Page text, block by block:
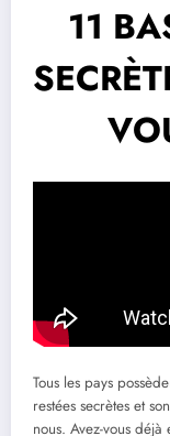
11
Tous les pays
restées secrètes et
nous. Avez-vous